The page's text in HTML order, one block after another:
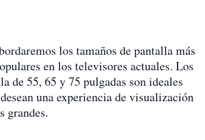
los tamaños de pantalla más
en los televisores actuales. Los
de 55, 65 y 75 pulgadas son ideales
una experiencia de visualización
grandes.